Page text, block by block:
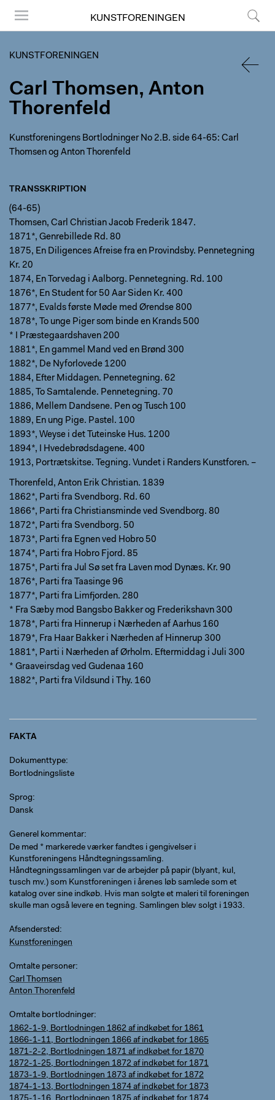
KUNSTFORENINGEN
KUNSTFORENINGEN
Carl Thomsen, Anton
Thorenfeld
Kunstforeningens Bortlodninger No 2.B. side 64-65: Carl
Thomsen og Anton Thorenfeld
TRANSSKRIPTION
(64-65)
Thomsen, Carl Christian Jacob Frederik 1847.
1871*, Genrebillede Rd. 80
1875, En Diligences Afreise fra en Provindsby. Pennetegning
Kr. 20
1874, En Torvedag i Aalborg. Pennetegning. Rd. 100
1876*, En Student for 50 Aar Siden Kr. 400
1877*, Evalds første Møde med Ørendse 800
1878*, To unge Piger som binde en Krands 500
* I Præstegaardshaven 200
1881*, En gammel Mand ved en Brønd 300
1882*, De Nyforlovede 1200
1884, Efter Middagen. Pennetegning. 62
1885, To Samtalende. Pennetegning. 70
1886, Mellem Dandsene. Pen og Tusch 100
1889, En ung Pige. Pastel. 100
1893*, Weyse i det Tuteinske Hus. 1200
1894*, I Hvedebrødsdagene. 400
1913, Portrætskitse. Tegning. Vundet i Randers Kunstforen. –
Thorenfeld, Anton Erik Christian. 1839
1862*, Parti fra Svendborg. Rd. 60
1866*, Parti fra Christiansminde ved Svendborg. 80
1872*, Parti fra Svendborg. 50
1873*, Parti fra Egnen ved Hobro 50
1874*, Parti fra Hobro Fjord. 85
1875*, Parti fra Jul Sø set fra Laven mod Dynæs. Kr. 90
1876*, Parti fra Taasinge 96
1877*, Parti fra Limfjorden. 280
* Fra Sæby mod Bangsbo Bakker og Frederikshavn 300
1878*, Parti fra Hinnerup i Nærheden af Aarhus 160
1879*, Fra Haar Bakker i Nærheden af Hinnerup 300
1881*, Parti i Nærheden af Ørholm. Eftermiddag i Juli 300
* Graaveirsdag ved Gudenaa 160
1882*, Parti fra Vildsund i Thy. 160
FAKTA
Dokumenttype
Bortlodningsliste
Sprog
Dansk
Generel kommentar
De med * markerede værker fandtes i gengivelser i
Kunstforeningens Håndtegningssamling.
Håndtegningssamlingen var de arbejder på papir (blyant, kul,
tusch mv.) som Kunstforeningen i årenes løb samlede som et
katalog over sine indkøb. Hvis man solgte et maleri til foreningen
skulle man også levere en tegning. Samlingen blev solgt i 1933.
Afsendersted
Kunstforeningen
Omtalte personer
Carl Thomsen
Anton Thorenfeld
Omtalte bortlodninger
1862-1-9, Bortlodningen 1862 af indkøbet for 1861
1866-1-11, Bortlodningen 1866 af indkøbet for 1865
1871-2-2, Bortlodningen 1871 af indkøbet for 1870
1872-1-25, Bortlodningen 1872 af indkøbet for 1871
1873-1-9, Bortlodningen 1873 af indkøbet for 1872
1874-1-13, Bortlodningen 1874 af indkøbet for 1873